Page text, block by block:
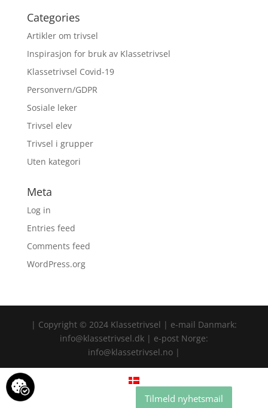
Categories
Artikler om trivsel
Inspirasjon for bruk av Klassetrivsel
Klassetrivsel Covid-19
Personvern/GDPR
Sosiale leker
Trivsel elev
Trivsel i grupper
Uten kategori
Meta
Log in
Entries feed
Comments feed
WordPress.org
| Copyright © 2024 Klassetrivsel | e-mail Danmark:
info@klassetrivsel.dk | e-post Norge:
info@klassetrivsel.no |
Tilmeld nyhetsmail